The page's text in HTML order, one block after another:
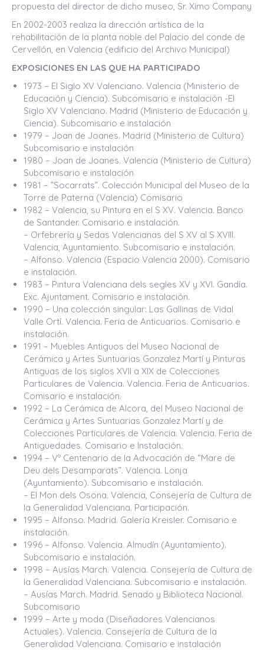
propuesta del director de dicho museo, Sr. Ximo Company
En 2002-2003 realiza la dirección artística de la
rehabilitación de la planta noble del Palacio del conde de
Cervellón, en Valencia (edificio del Archivo Municipal)
EXPOSICIONES EN LAS QUE HA PARTICIPADO
1973 – El Siglo XV Valenciano. Valencia (Ministerio de
Educación y Ciencia). Subcomisario e instalación -El
Siglo XV Valenciano. Madrid (Ministerio de Educación y
Ciencia). Subcomisario e instalación
1979 – Joan de Joanes. Madrid (Ministerio de Cultura)
Subcomisario e instalación
1980 – Joan de Joanes. Valencia (Ministerio de Cultura)
Subcomisario e instalación
1981 – ”Socarrats”. Colección Municipal del Museo de la
Torre de Paterna (Valencia) Comisario
1982 – Valencia, su Pintura en el S XV. Valencia. Banco
de Santander. Comisario e instalación.
– Orfebrería y Sedas Valencianas del S XV al S XVIII.
Valencia, Ayuntamiento. Subcomisario e instalación.
– Alfonso. Valencia (Espacio Valencia 2000). Comisario
e instalación.
1983 – Pintura Valenciana dels segles XV y XVI. Gandía.
Exc. Ajuntament. Comisario e instalación.
1990 – Una colección singular: Las Gallinas de Vidal
Valle Ortí. Valencia. Feria de Anticuarios. Comisario e
instalación.
1991 – Muebles Antiguos del Museo Nacional de
Cerámica y Artes Suntuarias Gonzalez Martí y Pinturas
Antiguas de los siglos XVII a XIX de Colecciones
Particulares de Valencia. Valencia. Feria de Anticuarios.
Comisario e instalación.
1992 – La Cerámica de Alcora, del Museo Nacional de
Cerámica y Artes Suntuarias Gonzalez Martí y de
Colecciones Particulares de Valencia. Valencia. Feria de
Antigüedades. Comisario e Instalación.
1994 – Vº Centenario de la Advocación de “Mare de
Deu dels Desamparats”. Valencia. Lonja
(Ayuntamiento). Subcomisario e instalación.
– El Mon dels Osona. Valencia, Consejería de Cultura de
la Generalidad Valenciana. Participación.
1995 – Alfonso. Madrid. Galería Kreisler. Comisario e
instalación.
1996 – Alfonso. Valencia. Almudín (Ayuntamiento).
Subcomisario e instalación.
1998 – Ausías March. Valencia. Consejería de Cultura de
la Generalidad Valenciana. Subcomisario e instalación.
– Ausías March. Madrid. Senado y Biblioteca Nacional.
Subcomisario
1999 – Arte y moda (Diseñadores Valencianos
Actuales). Valencia. Consejería de Cultura de la
Generalidad Valenciana. Comisario e instalación